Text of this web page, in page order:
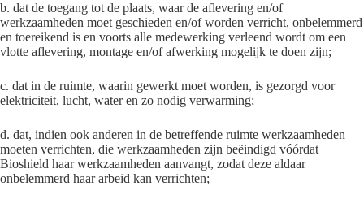
b. dat de toegang tot de plaats, waar de aflevering en/of
werkzaamheden moet geschieden en/of worden verricht, onbelemmerd
en toereikend is en voorts alle medewerking verleend wordt om een
vlotte aflevering, montage en/of afwerking mogelijk te doen zijn;
c. dat in de ruimte, waarin gewerkt moet worden, is gezorgd voor
elektriciteit, lucht, water en zo nodig verwarming;
d. dat, indien ook anderen in de betreffende ruimte werkzaamheden
moeten verrichten, die werkzaamheden zijn beëindigd vóórdat
Bioshield haar werkzaamheden aanvangt, zodat deze aldaar
onbelemmerd haar arbeid kan verrichten;